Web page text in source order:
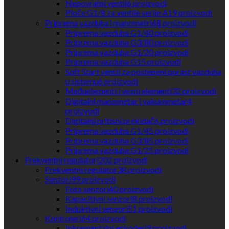
Nepovratni ventil6 proizvodi
Ploče G1/8 za ventile serije A19proizvodi
Priprema vazduha i manometri68 proizvodi
Priprema vazduha G1/40proizvodi
Priprema vazduha G3/80proizvodi
Priprema vazduha G1/20proizvodi
Priprema vazduha G15 proizvodi
Soft Start ventil za postepeni porast vazduha
u sistemu6 proizvodi
Međuelementi i vezni elementi32 proizvodi
Digitalni manometar i vakummetar4
proizvodi
Digitalni pritisni prekidač6 proizvodi
Priprema vazduha G1/45 proizvodi
Priprema vazduha G3/85 proizvodi
Priprema vazduha G1/25 proizvodi
Frekventni regulatori202 proizvodi
Frekventni regulator38 proizvodi
Senzori99proizvodi
Foto senzori40proizvodi
Kapacitivni senzori8 proizvodi
Induktivni senzori51 proizvodi
Kontroleri64proizvodi